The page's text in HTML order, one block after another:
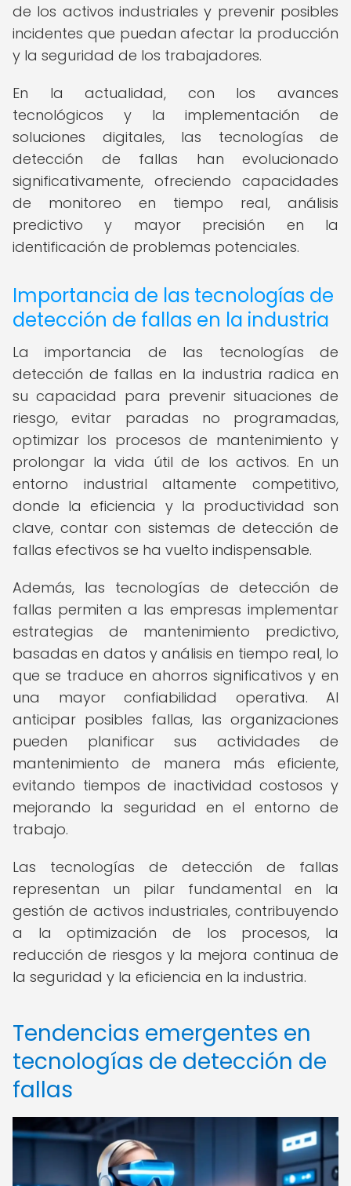
de los activos industriales y prevenir posibles
incidentes que puedan afectar la producción
y la seguridad de los trabajadores.
En la actualidad, con los avances
tecnológicos y la implementación de
soluciones digitales, las tecnologías de
detección de fallas han evolucionado
significativamente, ofreciendo capacidades
de monitoreo en tiempo real, análisis
predictivo y mayor precisión en la
identificación de problemas potenciales.
Importancia de las tecnologías de
detección de fallas en la industria
La importancia de las tecnologías de
detección de fallas en la industria radica en
su capacidad para prevenir situaciones de
riesgo, evitar paradas no programadas,
optimizar los procesos de mantenimiento y
prolongar la vida útil de los activos. En un
entorno industrial altamente competitivo,
donde la eficiencia y la productividad son
clave, contar con sistemas de detección de
fallas efectivos se ha vuelto indispensable.
Además, las tecnologías de detección de
fallas permiten a las empresas implementar
estrategias de mantenimiento predictivo,
basadas en datos y análisis en tiempo real, lo
que se traduce en ahorros significativos y en
una mayor confiabilidad operativa. Al
anticipar posibles fallas, las organizaciones
pueden planificar sus actividades de
mantenimiento de manera más eficiente,
evitando tiempos de inactividad costosos y
mejorando la seguridad en el entorno de
trabajo.
Las tecnologías de detección de fallas
representan un pilar fundamental en la
gestión de activos industriales, contribuyendo
a la optimización de los procesos, la
reducción de riesgos y la mejora continua de
la seguridad y la eficiencia en la industria.
Tendencias emergentes en
tecnologías de detección de
fallas